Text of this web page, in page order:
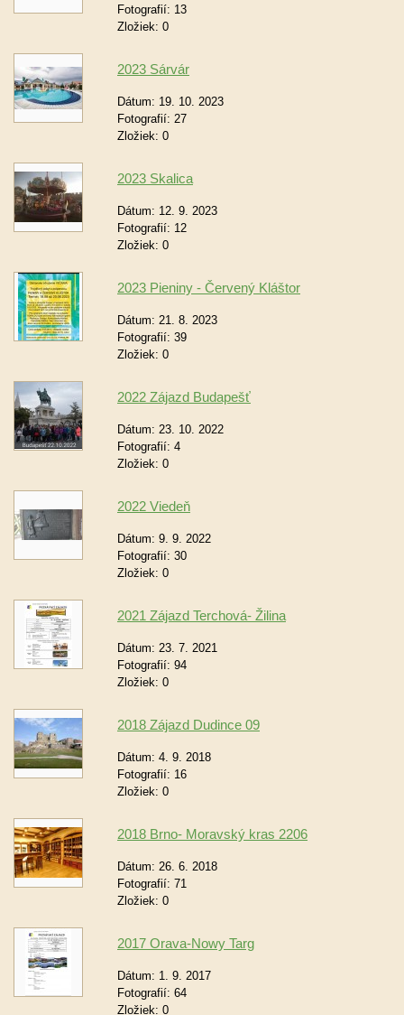
Fotografií: 13
Zložiek: 0
2023 Sárvár
Dátum: 19. 10. 2023
Fotografií: 27
Zložiek: 0
2023 Skalica
Dátum: 12. 9. 2023
Fotografií: 12
Zložiek: 0
2023 Pieniny - Červený Kláštor
Dátum: 21. 8. 2023
Fotografií: 39
Zložiek: 0
2022 Zájazd Budapešť
Dátum: 23. 10. 2022
Fotografií: 4
Zložiek: 0
2022 Viedeň
Dátum: 9. 9. 2022
Fotografií: 30
Zložiek: 0
2021 Zájazd Terchová- Žilina
Dátum: 23. 7. 2021
Fotografií: 94
Zložiek: 0
2018 Zájazd Dudince 09
Dátum: 4. 9. 2018
Fotografií: 16
Zložiek: 0
2018 Brno- Moravský kras 2206
Dátum: 26. 6. 2018
Fotografií: 71
Zložiek: 0
2017 Orava-Nowy Targ
Dátum: 1. 9. 2017
Fotografií: 64
Zložiek: 0